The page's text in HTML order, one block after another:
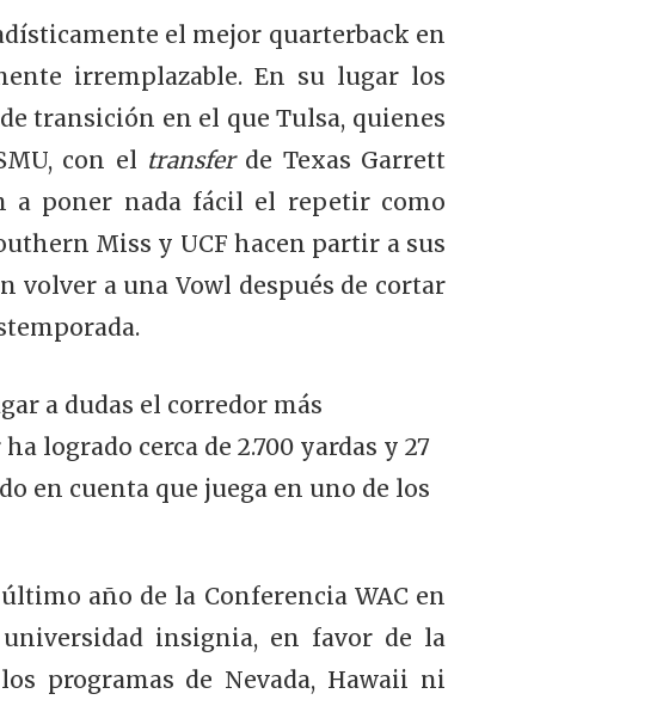
el mejor quarterback en
irremplazable. En su lugar los
transición en el que Tulsa, quienes
con el transferde Texas Garrett
a poner nada fácil el repetir como
Miss y UCF hacen partir a sus
volver a una Vowl después de cortar
a dudas el corredor más
logrado cerca de 2.700 yardas y 27
en cuenta que juega en uno de los
año de la Conferencia WAC en
insignia, en favor de la
programas de Nevada, Hawaii ni